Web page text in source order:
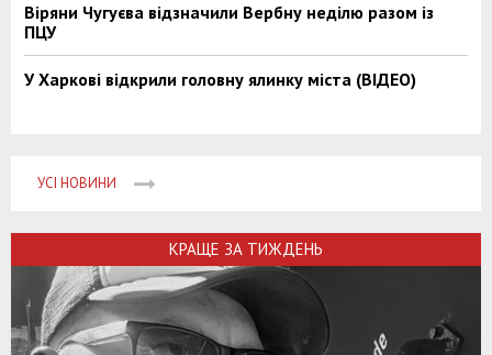
Віряни Чугуєва відзначили Вербну неділю разом із
ПЦУ
У Харкові відкрили головну ялинку міста (ВІДЕО)
УСІ НОВИНИ
КРАЩЕ ЗА ТИЖДЕНЬ